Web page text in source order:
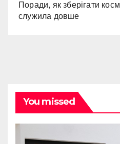
Поради, як зберігати
служила довше
You missed